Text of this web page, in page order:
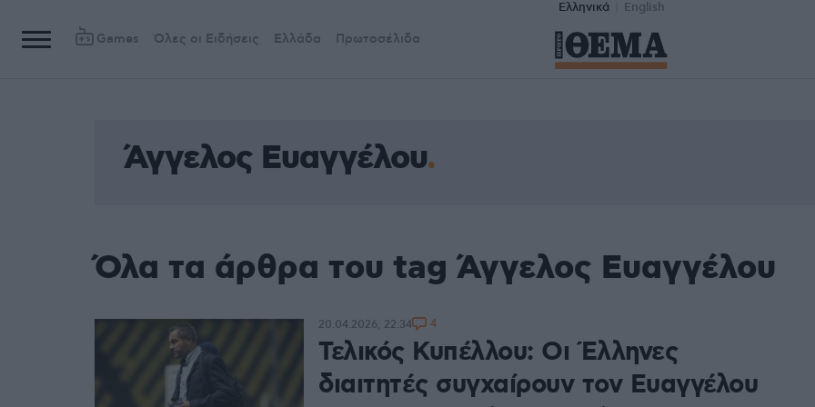
Ελληνικά English
Games Όλες οι Ειδήσεις Ελλάδα Πρωτοσέλιδα
Άγγελος Ευαγγέλου
Όλα τα άρθρα του tag Άγγελος Ευαγγέλου
Τελικός Κυπέλλου: Οι Έλληνες
διαιτητές συγχαίρουν τον Ευαγγέλου
20.04.2026, 22:34 4